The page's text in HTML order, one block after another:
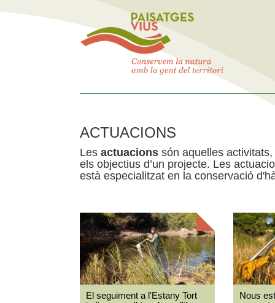
ACTUACIONS
Les actuacions són aquelles
els objectius d’un projecte. Les
està especialitzat en la conservació
El seguiment a l'Estany Tort
Nous